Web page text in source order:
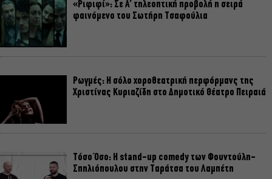
«Ριφιφί»: Σε Α’ τηλεοπτική προβολή η σειρά
φαινόμενο του Σωτήρη Τσαφούλια
Ρωγμές: Η σόλο χοροθεατρική περφόρμανς της
Χριστίνας Κυριαζίδη στο Δημοτικό Θέατρο Πειραιά
Τόσο Όσο: Η stand-up comedy των Φουντούλη-
Σπηλιόπουλου στην Ταράτσα του Λαμπέτη